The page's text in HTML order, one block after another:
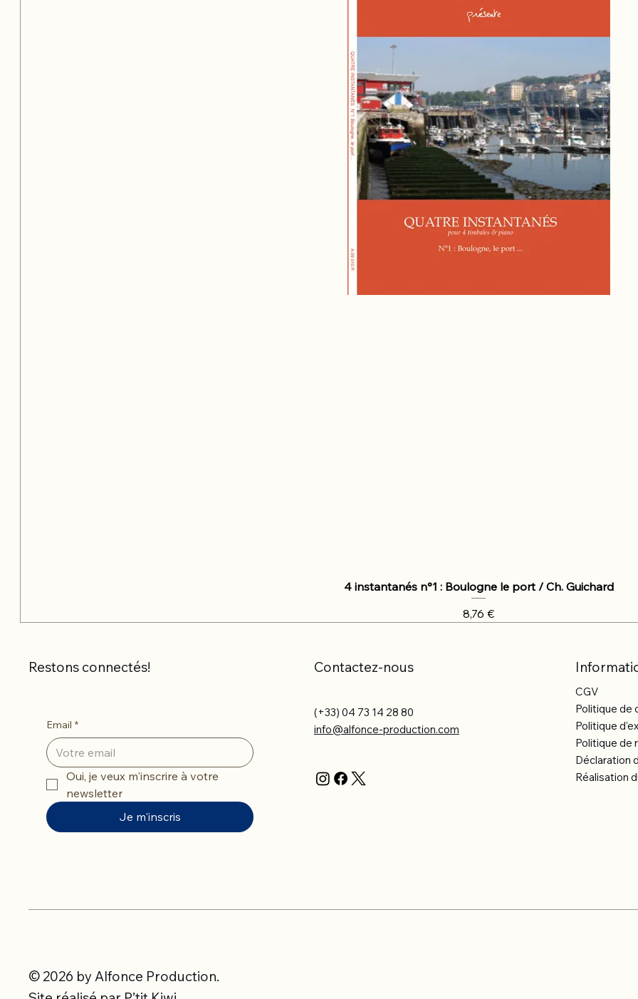
4 instantanés n°1 : Boulogne le port / Ch. Guichard
Prix
8,76 €
Restons connectés!
Email *
Oui, je veux m'inscrire à votre
newsletter
Je m'inscris
Contactez-nous
(+33) 04 73 14 28 80
info@alfonce-production.com
CGV
Politique de
Politique
Politique de
Déclaration
Réalisation
© 2026 by Alfonce Production.